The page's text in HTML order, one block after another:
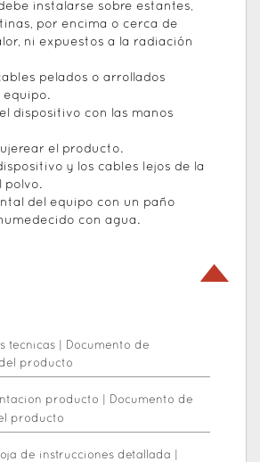
instalarse sobre estantes,
por encima o cerca de
ni expuestos a la radiación
pelados o arrollados
equipo.
dispositivo con las manos
el producto.
y los cables lejos de la
polvo.
del equipo con un paño
con agua.
tecnicas
Documento de
producto
producto
Documento de
producto
de instrucciones detallada